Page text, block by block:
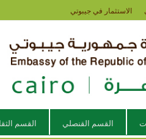
الاستثمار في جيبوتي
القسم القنصلي القسم